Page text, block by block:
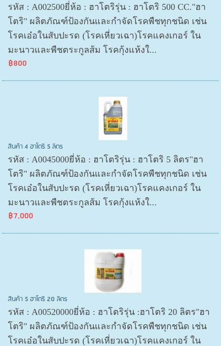
รหัส : A002500ยี่ห้อ : ฮาโตริรุ่น : ฮาโตริ 500 CC."ฮา
โตริ" ผลิตภัณฑ์ป้องกันและกำจัดโรคพืชทุกชนิด เช่น
โรคเอ๋อในสับปะรด (โรคเหี่ยวเฉา)โรคแคงเกอร์ ใน
มะนาวและพืชตระกูลส้ม โรคกุ้งแห้งใ...
฿800
สินค้า 4 ฮาโตริ 5 ลิตร
รหัส : A0045000ยี่ห้อ : ฮาโตริรุ่น : ฮาโตริ 5 ลิตร"ฮา
โตริ" ผลิตภัณฑ์ป้องกันและกำจัดโรคพืชทุกชนิด เช่น
โรคเอ๋อในสับปะรด (โรคเหี่ยวเฉา)โรคแคงเกอร์ ใน
มะนาวและพืชตระกูลส้ม โรคกุ้งแห้งใ...
฿7,000
สินค้า 5 ฮาโตริ 20 ลิตร
รหัส : A00520000ยี่ห้อ : ฮาโตริรุ่น :ฮาโตริ 20 ลิตร"ฮา
โตริ" ผลิตภัณฑ์ป้องกันและกำจัดโรคพืชทุกชนิด เช่น
โรคเอ๋อในสับปะรด (โรคเหี่ยวเฉา)โรคแคงเกอร์ ใน